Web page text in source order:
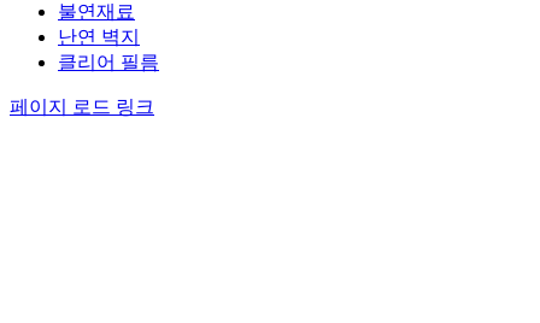
불연재료
난연 벽지
클리어 필름
페이지 로드 링크